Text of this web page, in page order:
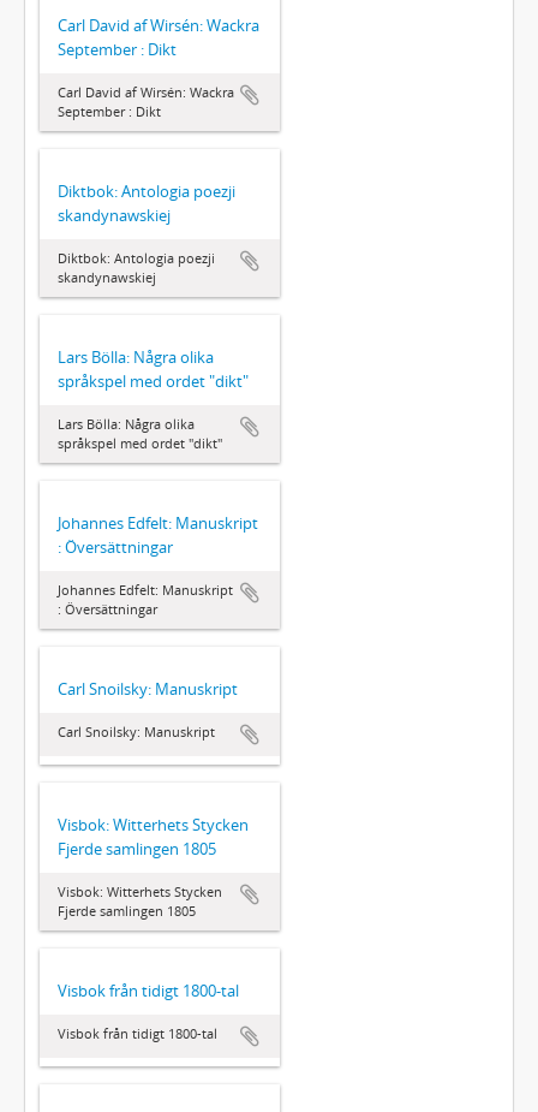
Carl David af Wirsén: Wackra
September : Dikt
Carl David af Wirsén: Wackra
September : Dikt
Diktbok: Antologia poezji
skandynawskiej
Diktbok: Antologia poezji
skandynawskiej
Lars Bölla: Några olika
språkspel med ordet "dikt"
Lars Bölla: Några olika
språkspel med ordet "dikt"
Johannes Edfelt: Manuskript
: Översättningar
Johannes Edfelt: Manuskript
: Översättningar
Carl Snoilsky: Manuskript
Carl Snoilsky: Manuskript
Visbok: Witterhets Stycken
Fjerde samlingen 1805
Visbok: Witterhets Stycken
Fjerde samlingen 1805
Visbok från tidigt 1800-tal
Visbok från tidigt 1800-tal